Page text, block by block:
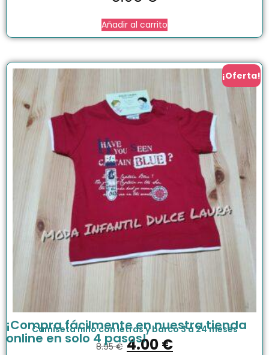
Añadir al carrito
¡Oferta!
Camiseta niño con letras y barco 3 a 24 meses
8.95€ 4.00€
¡Compra fácilmente en nuestra tienda
online en solo 4 pasos!